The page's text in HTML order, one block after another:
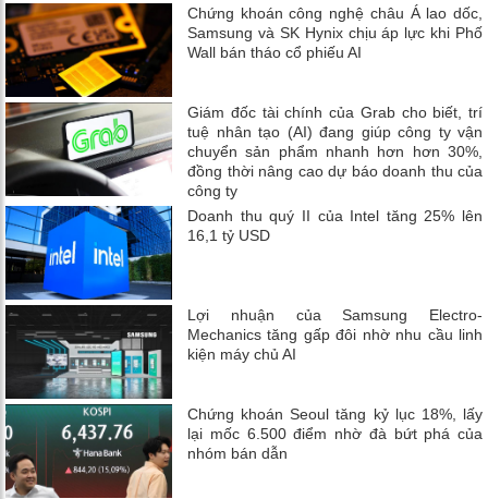
Chứng khoán công nghệ châu Á lao dốc,
Samsung và SK Hynix chịu áp lực khi Phố
Wall bán tháo cổ phiếu AI
Giám đốc tài chính của Grab cho biết, trí
tuệ nhân tạo (AI) đang giúp công ty vận
chuyển sản phẩm nhanh hơn hơn 30%,
đồng thời nâng cao dự báo doanh thu của
công ty
Doanh thu quý II của Intel tăng 25% lên
16,1 tỷ USD
Lợi nhuận của Samsung Electro-
Mechanics tăng gấp đôi nhờ nhu cầu linh
kiện máy chủ AI
Chứng khoán Seoul tăng kỷ lục 18%, lấy
lại mốc 6.500 điểm nhờ đà bứt phá của
nhóm bán dẫn